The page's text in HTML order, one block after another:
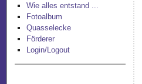
Wie alles entstand ...
Fotoalbum
Quasselecke
Förderer
Login/Logout